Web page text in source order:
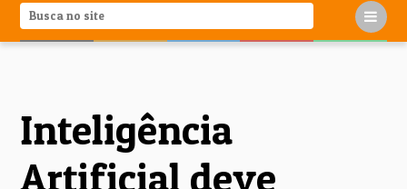
Inteligência
Artificial deve